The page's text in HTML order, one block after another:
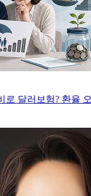
로 달러보험? 환율